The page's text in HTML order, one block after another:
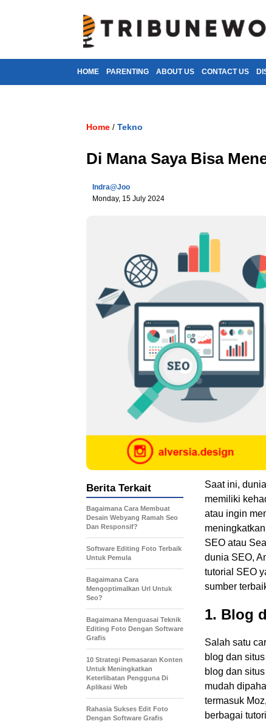
HOME PARENTING ABOUT US CONTACT US
Home / Tekno
Di Mana Saya Bisa
Indra@joo
Monday, 15 July 2024
Saat ini,
memiliki
atau ingin
SEO atau
dunia SEO,
tutorial SEO
sumber
1. Blog
Salah satu
blog dan
blog dan
mudah
termasuk
berbagai
Berita Terkait
Bagaimana Cara Membuat
Desain Webyang Ramah Seo
Dan Responsif?
Software Editing Foto Terbaik
Untuk Pemula
Bagaimana Cara
Mengoptimalkan Url Untuk
Seo?
Bagaimana Menguasai Teknik
Editing Foto Dengan Software
Grafis
10 Strategi Pemasaran Konten
Untuk Meningkatkan
Keterlibatan Pengguna Di
Aplikasi Web
Rahasia Sukses Edit Foto
Dengan Software Grafis